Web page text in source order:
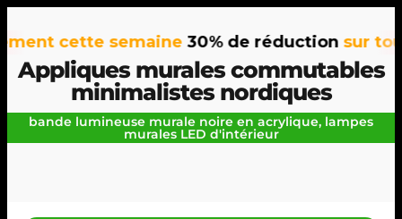
cette semaine30% de réductionsur tous
Appliques murales commutables
minimalistes nordiques
bande lumineuse murale noire en acrylique, lampes
murales LED d'intérieur